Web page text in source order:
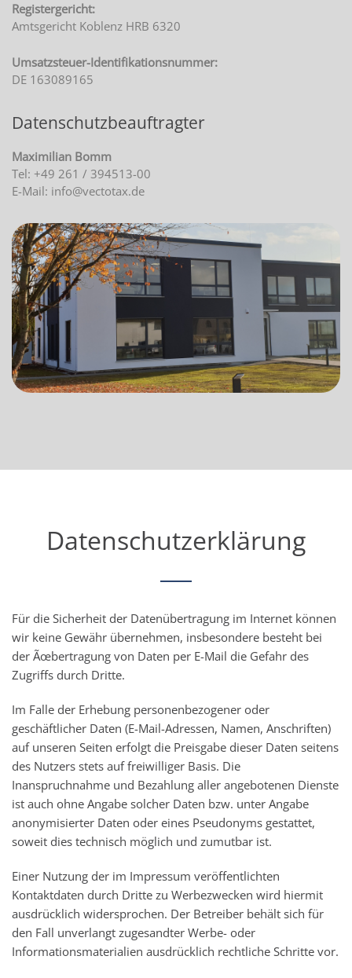
Registergericht:
Amtsgericht Koblenz HRB 6320
Umsatzsteuer-Identifikationsnummer:
DE 163089165
Datenschutzbeauftragter
Maximilian Bomm
Tel: +49 261 / 394513-00
E-Mail: info@vectotax.de
Datenschutzerklärung
Für die Sicherheit der Datenübertragung im Internet können
wir keine Gewähr übernehmen, insbesondere besteht bei
der Ãœbertragung von Daten per E-Mail die Gefahr des
Zugriffs durch Dritte.
Im Falle der Erhebung personenbezogener oder
geschäftlicher Daten (E-Mail-Adressen, Namen, Anschriften)
auf unseren Seiten erfolgt die Preisgabe dieser Daten seitens
des Nutzers stets auf freiwilliger Basis. Die
Inanspruchnahme und Bezahlung aller angebotenen Dienste
ist auch ohne Angabe solcher Daten bzw. unter Angabe
anonymisierter Daten oder eines Pseudonyms gestattet,
soweit dies technisch möglich und zumutbar ist.
Einer Nutzung der im Impressum veröffentlichten
Kontaktdaten durch Dritte zu Werbezwecken wird hiermit
ausdrücklich widersprochen. Der Betreiber behält sich für
den Fall unverlangt zugesandter Werbe- oder
Informationsmaterialien ausdrücklich rechtliche Schritte vor.